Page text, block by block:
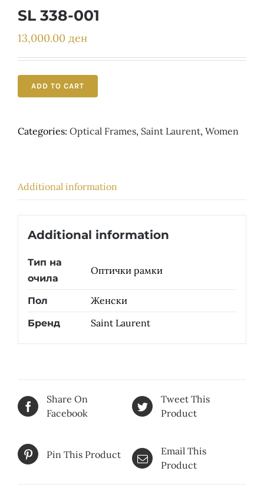
SL 338-001
13,000.00 ден
ADD TO CART
Categories: Optical Frames, Saint Laurent, Women
Additional information
Additional information
Тип на
очила
Оптички рамки
Пол Женски
Бренд Saint Laurent
Share On
Facebook
Tweet This
Product
Pin This Product
Email This
Product